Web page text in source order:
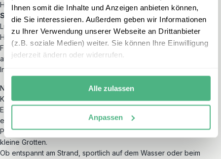
Ihnen somit die Inhalte und Anzeigen anbieten können,
die Sie interessieren. Außerdem geben wir Informationen
zu Ihrer Verwendung unserer Webseite an Drittanbieter
(z.B. soziale Medien) weiter. Sie können Ihre Einwilligung
jederzeit ändern oder widerrufen.
Alle zulassen
Anpassen
Hvar ist eine Insel, die sofort verzaubert – mit über2700
Sonnenstunden
im Jahr, dem Duft von wildem Lavendel
Luft und einer Kulisse, das perfekte Sommerreiseziel. Die Stadt
Hvar begeistert mit Architektur, weißem Kalkstein und lebendigem
Flair. Von der Festung Fortica aus genießen Sie einen
atemberaubenden Blick auf das tiefblaue Meer und die Pakleni-
Inseln, die wie Smaragde im Wasser liegen.
Neben charmanten Gassen, lebendigen Märkten und mediterraner
Küche bietet Hvar auch wunderbare Möglichkeiten für aktive
Erlebnisse. Zum Beispiel können Sie beim Stand-up-Paddeln
entlang der zerklüfteten Küste die Insel aus einer anderen
Perspektive erkunden. Entdecken Sie versteckte Buchten und
kleine Grotten.
Ob entspannt am Strand, sportlich auf dem Wasser oder beim